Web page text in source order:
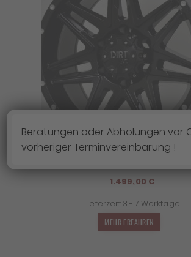
1.499,00€
Lieferzeit: 3 - 7 Werktage
MEHR ERFAHREN
Beratungen oder Abholungen vor
vorheriger Terminvereinbarung !